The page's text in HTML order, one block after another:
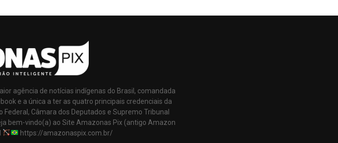
agência de notícias indígenas do Brasil, comandada
e a única a ter as quatro principais credenciais da
Câmara dos Deputados e Supremo Tribunal
bem-vindo(a) ao Site Amazonas Pix (antigo Amazon
https://amazonaspix.com.br/